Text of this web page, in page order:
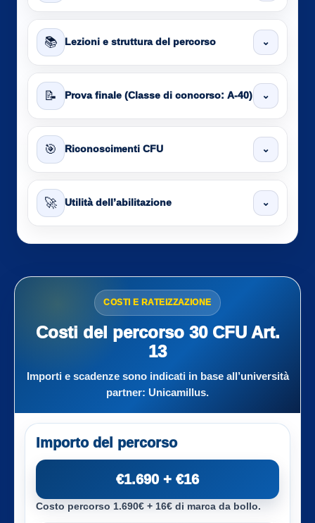
📚 Lezioni e struttura del percorso ⌄
📝 Prova finale (Classe di concorso: A-40) ⌄
🎯 Riconoscimenti CFU ⌄
🚀 Utilità dell’abilitazione ⌄
COSTI E RATEIZZAZIONE
Costi del percorso 30 CFU Art.
13
Importi e scadenze sono indicati in base all’università
partner: Unicamillus.
Importo del percorso
€1.690 + €16
Costo percorso 1.690€ + 16€ di marca da bollo.